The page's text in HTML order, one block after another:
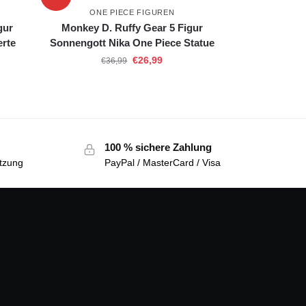
ONE PIECE FIGUREN
Monkey D. Ruffy Gear 5 Figur
Sonnengott Nika One Piece Statue
€36,99 €26,99
100 % sichere Zahlung
PayPal / MasterCard / Visa